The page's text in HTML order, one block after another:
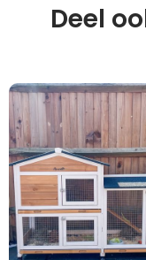
Deel